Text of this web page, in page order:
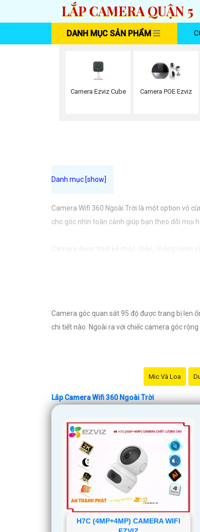
LẮP CAMERA QUẬN 5
DANH MỤC SẢN PHẨM
Camera Ezviz Cube Camera POE Ezviz
Camera Wifi 360 Ngoài Trời là một option vô
cho góc nhìn toàn cảnh giúp bạn theo dõi mọi
Camera được thiết kế chắc chắn, chống nước
Camera góc quan sát 95 độ được trang bị len
chi tiết nào. Ngoài ra với chiếc camera góc
Mic Và Loa
Lắp Camera Wifi 360 Ngoài Trời
H7C (4MP+4MP) CAMERA WIFI